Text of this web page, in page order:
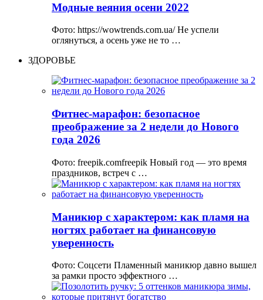
Модные веяния осени 2022
Фото: https://wowtrends.com.ua/ Не успели
оглянуться, а осень уже не то …
ЗДОРОВЬЕ
Фитнес-марафон: безопасное
преображение за 2 недели до Нового
года 2026
Фото: freepik.comfreepik Новый год — это время
праздников, встреч с …
Маникюр с характером: как пламя на
ногтях работает на финансовую
уверенность
Фото: Соцсети Пламенный маникюр давно вышел
за рамки просто эффектного …